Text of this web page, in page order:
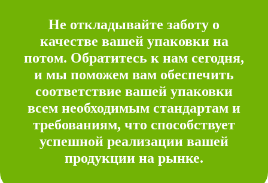
Не откладывайте заботу о
качестве вашей упаковки на
потом. Обратитесь к нам сегодня,
и мы поможем вам обеспечить
соответствие вашей упаковки
всем необходимым стандартам и
требованиям, что способствует
успешной реализации вашей
продукции на рынке.